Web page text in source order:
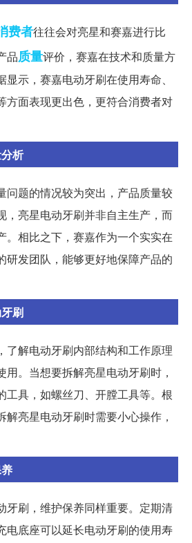
费者往往会对亮星和赛嘉进行比
品质量评价，赛嘉在技术和质量方
示，赛嘉电动牙刷在使用寿命、
方面表现更出色，更符合消费者对
析
问题的情况较为突出，产品质量较
，亮星电动牙刷并非自主生产，而
。相比之下，赛嘉作为一个实实在
研发团队，能够更好地保障产品的
刷
了解电动牙刷内部结构和工作原理
。当想要拆解亮星电动牙刷时，
工具，如螺丝刀、开膛工具等。根
亮星电动牙刷时需要小心操作，
牙刷，维护保养同样重要。定期清
电底座可以延长电动牙刷的使用寿